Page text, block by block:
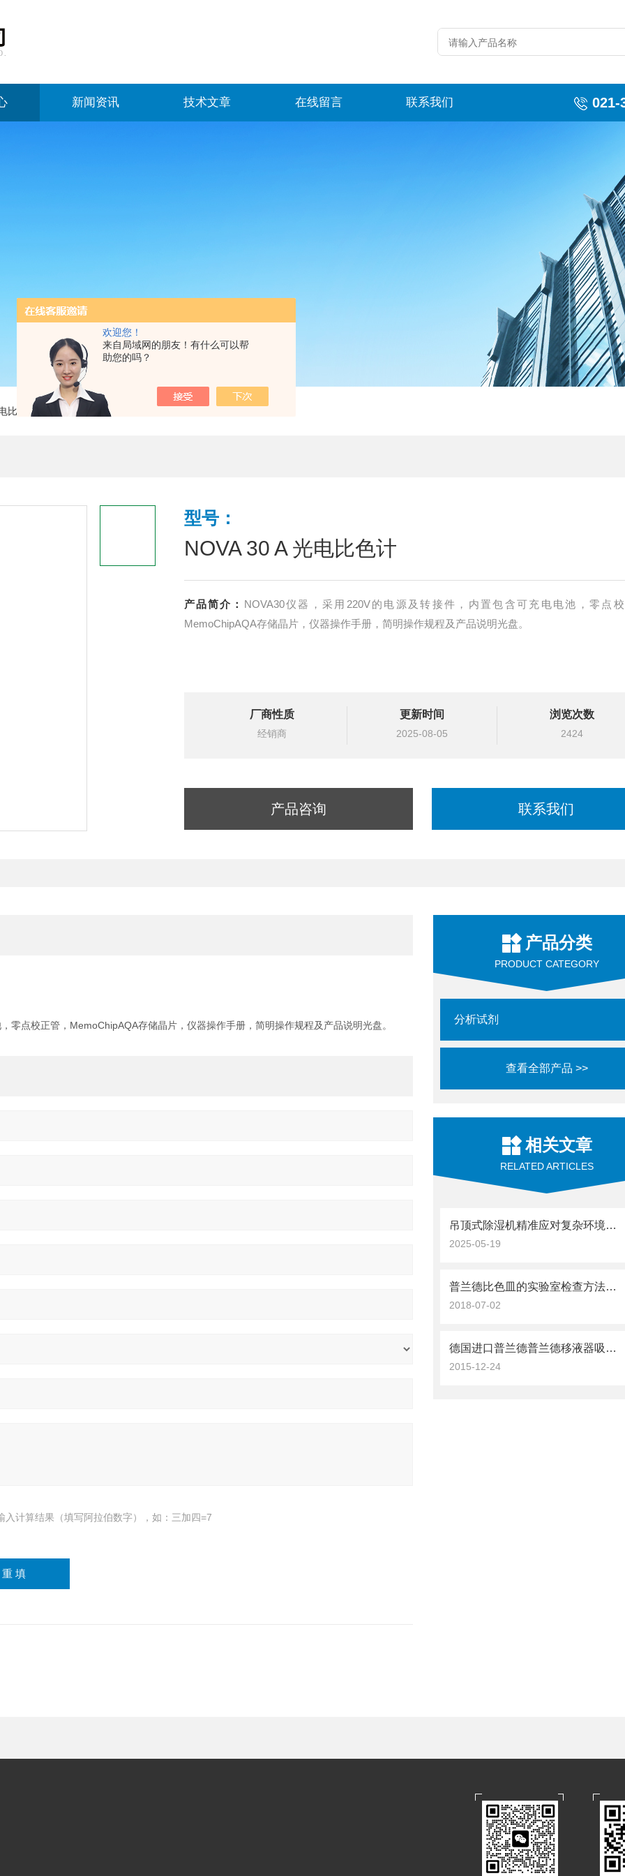
欢迎您！
来自局域网的朋友！有什么可以帮
助您的吗？
新闻资讯 技术文章 在线留言 联系我们 021-
比色计
型号：
NOVA 30 A 光电比色计
产品简介： NOVA30仪器，采用220V的电源及转接件，内置包含可充电电池，零点
MemoChipAQA存储晶片，仪器操作手册，简明操作规程及产品说明光盘。
厂商性质
经销商
更新时间
2025-08-05
浏览次数
2424
产品咨询 联系我们
产品分类
PRODUCT CATEGORY
分析试剂
查看全部产品 >>
相关文章
RELATED ARTICLES
吊顶式除湿机精准应对复杂环境挑战
2025-05-19
普兰德比色皿的实验室检查方法需了解
2018-07-02
德国进口普兰德普兰德移液器吸头特性
2015-12-24
零点校正管，MemoChipAQA存储晶片，仪器操作手册，简明操作规程及产品说明光盘。
入计算结果（填写阿拉伯数字），如：三加四=7